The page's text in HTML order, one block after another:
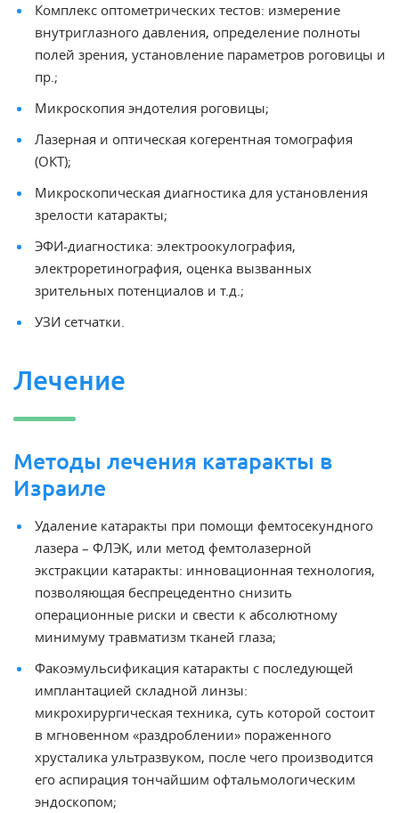
Комплекс оптометрических тестов: измерение
внутриглазного давления, определение полноты
полей зрения, установление параметров роговицы и
пр.;
Микроскопия эндотелия роговицы;
Лазерная и оптическая когерентная томография
(ОКТ);
Микроскопическая диагностика для установления
зрелости катаракты;
ЭФИ-диагностика: электроокулография,
электроретинография, оценка вызванных
зрительных потенциалов и т.д.;
УЗИ сетчатки.
Лечение
Методы лечения катаракты в
Израиле
Удаление катаракты при помощи фемтосекундного
лазера – ФЛЭК, или метод фемтолазерной
экстракции катаракты: инновационная технология,
позволяющая беспрецедентно снизить
операционные риски и свести к абсолютному
минимуму травматизм тканей глаза;
Факоэмульсификация катаракты с последующей
имплантацией складной линзы:
микрохирургическая техника, суть которой состоит
в мгновенном «раздроблении» пораженного
хрусталика ультразвуком, после чего производится
его аспирация тончайшим офтальмологическим
эндоскопом;